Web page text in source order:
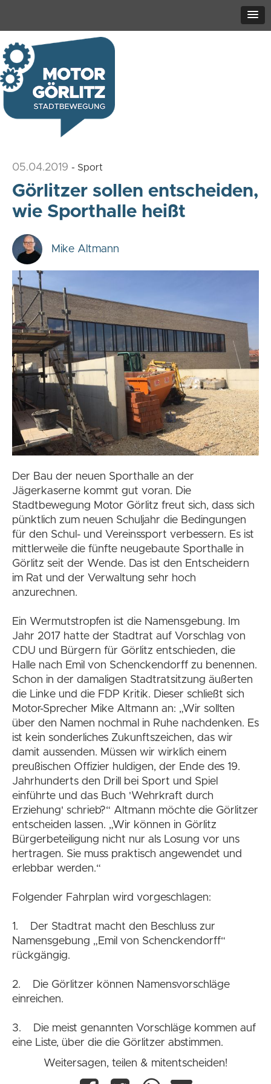
05.04.2019 - Sport
Görlitzer sollen entscheiden,
wie Sporthalle heißt
Mike Altmann
Der Bau der neuen Sporthalle an der
Jägerkaserne kommt gut voran. Die
Stadtbewegung Motor Görlitz freut sich, dass sich
pünktlich zum neuen Schuljahr die Bedingungen
für den Schul- und Vereinssport verbessern. Es ist
mittlerweile die fünfte neugebaute Sporthalle in
Görlitz seit der Wende. Das ist den Entscheidern
im Rat und der Verwaltung sehr hoch
anzurechnen.
Ein Wermutstropfen ist die Namensgebung. Im
Jahr 2017 hatte der Stadtrat auf Vorschlag von
CDU und Bürgern für Görlitz entschieden, die
Halle nach Emil von Schenckendorff zu benennen.
Schon in der damaligen Stadtratsitzung äußerten
die Linke und die FDP Kritik. Dieser schließt sich
Motor-Sprecher Mike Altmann an: „Wir sollten
über den Namen nochmal in Ruhe nachdenken. Es
ist kein sonderliches Zukunftszeichen, das wir
damit aussenden. Müssen wir wirklich einem
preußischen Offizier huldigen, der Ende des 19.
Jahrhunderts den Drill bei Sport und Spiel
einführte und das Buch 'Wehrkraft durch
Erziehung' schrieb?“ Altmann möchte die Görlitzer
entscheiden lassen. „Wir können in Görlitz
Bürgerbeteiligung nicht nur als Losung vor uns
hertragen. Sie muss praktisch angewendet und
erlebbar werden.“
Folgender Fahrplan wird vorgeschlagen:
1. Der Stadtrat macht den Beschluss zur
Namensgebung „Emil von Schenckendorff“
rückgängig.
2. Die Görlitzer können Namensvorschläge
einreichen.
3. Die meist genannten Vorschläge kommen auf
eine Liste, über die die Görlitzer abstimmen.
Weitersagen, teilen & mitentscheiden!